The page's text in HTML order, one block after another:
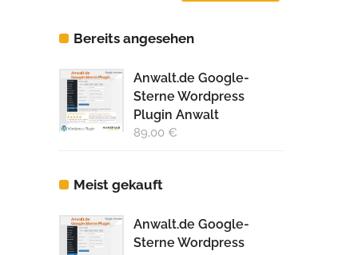
Bereits angesehen
Anwalt.de Google-
Sterne Wordpress
Plugin Anwalt
89,00 €
Meist gekauft
Anwalt.de Google-
Sterne Wordpress